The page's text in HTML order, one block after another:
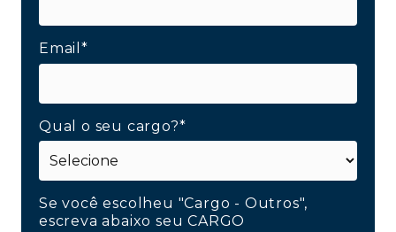
Email*
Qual o seu cargo?*
Se você escolheu "Cargo - Outros",
escreva abaixo seu CARGO